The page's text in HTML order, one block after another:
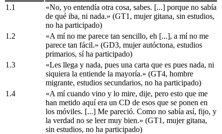
1.1
«No, yo entendía otra cosa, sabes. [...] porque no sabía
de qué iba, ni nada.» (GT1, mujer gitana, sin estudios,
no ha participado)
1.2
«A mí no me parece tan sencillo, eh [...], a mí no me
parece tan fácil.» (GD3, mujer autóctona, estudios
primarios, sí ha participado)
1.3
«Les llega y nada, pues una carta que es pues nada, ni
siquiera la entiende la mayoría.» (GT4, hombre
migrante, estudios secundarios, no ha participado)
1.4
«A mí cuando vino y lo mire, dije, pero esto que me
han metido aquí era un CD de esos que se ponen en
los móviles. [...] Me pareció. Como no sabía así, fijo, y
la verdad no se leer muy bien.» (GT1, mujer gitana,
sin estudios, no ha participado)